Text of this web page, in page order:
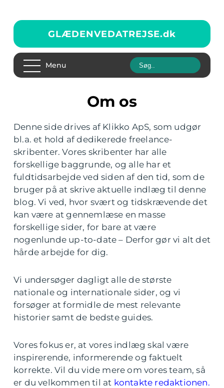
GLÆDENVEDATREJSE.dk
Menu
Om os
Denne side drives af Klikko ApS, som udgør
bl.a. et hold af dedikerede freelance-
skribenter. Vores skribenter har alle
forskellige baggrunde, og alle har et
fuldtidsarbejde ved siden af den tid, som de
bruger på at skrive aktuelle indlæg til denne
blog. Vi ved, hvor svært og tidskrævende det
kan være at gennemlæse en masse
forskellige sider, for bare at være
nogenlunde up-to-date – Derfor gør vi alt det
hårde arbejde for dig.
Vi undersøger dagligt alle de største
nationale og internationale sider, og vi
forsøger at formidle de mest relevante
historier samt de bedste guides.
Vores fokus er, at vores indlæg skal være
inspirerende, informerende og faktuelt
korrekte. Vil du vide mere om vores team, så
er du velkommen til at kontakte redaktionen.